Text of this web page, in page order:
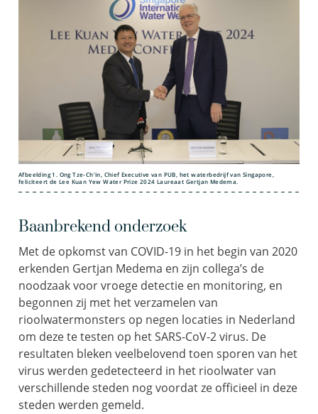
Afbeelding 1. Ong Tze-Ch’in, Chief Executive van PUB, het waterbedrijf van Singapore,
feliciteert de Lee Kuan Yew Water Prize 2024 Laureaat Gertjan Medema.
Baanbrekend onderzoek
Met de opkomst van COVID-19 in het begin van 2020
erkenden Gertjan Medema en zijn collega’s de
noodzaak voor vroege detectie en monitoring, en
begonnen zij met het verzamelen van
rioolwatermonsters op negen locaties in Nederland
om deze te testen op het SARS-CoV-2 virus. De
resultaten bleken veelbelovend toen sporen van het
virus werden gedetecteerd in het rioolwater van
verschillende steden nog voordat ze officieel in deze
steden werden gemeld.